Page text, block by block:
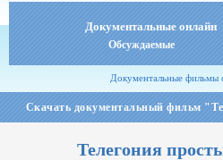
Документальные онлайн
Обсуждаемые
Документальные фильмы
Скачать документальный фильм
Телегония